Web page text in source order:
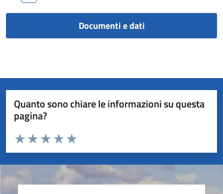
Documenti e dati
Quanto sono chiare le informazioni su questa
pagina?
Valuta da 1 a 5 stelle la pagina
Valuta 5 stelle su 5
Valuta 4 stelle su 5
Valuta 3 stelle su 5
Valuta 2 stelle su 5
Valuta 1 stelle su 5